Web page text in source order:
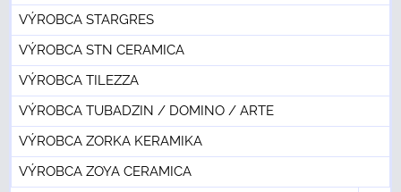
VÝROBCA STARGRES
VÝROBCA STN CERAMICA
VÝROBCA TILEZZA
VÝROBCA TUBADZIN / DOMINO / ARTE
VÝROBCA ZORKA KERAMIKA
VÝROBCA ZOYA CERAMICA